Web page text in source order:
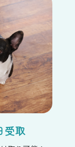
受取
者への提供
場合には、当
ものとしま
内において
委託する場
に伴って個人